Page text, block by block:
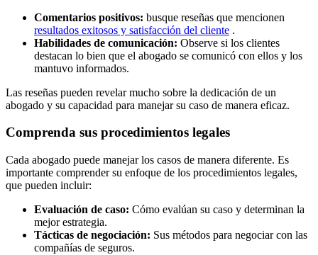
Comentarios positivos: busque reseñas que mencionen
resultados exitosos y satisfacción del cliente .
Habilidades de comunicación: Observe si los clientes
destacan lo bien que el abogado se comunicó con ellos y los
mantuvo informados.
Las reseñas pueden revelar mucho sobre la dedicación de un
abogado y su capacidad para manejar su caso de manera eficaz.
Comprenda sus procedimientos legales
Cada abogado puede manejar los casos de manera diferente. Es
importante comprender su enfoque de los procedimientos legales,
que pueden incluir:
Evaluación de caso: Cómo evalúan su caso y determinan la
mejor estrategia.
Tácticas de negociación: Sus métodos para negociar con las
compañías de seguros.